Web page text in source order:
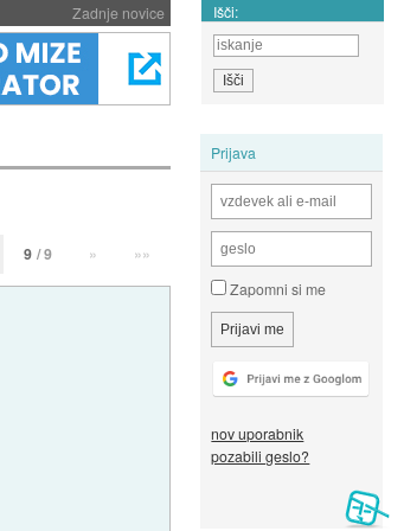
Zadnje novice Išči:
Prijava
Zapomni si me
nov uporabnik
pozabili geslo?
9 / 9 » »»